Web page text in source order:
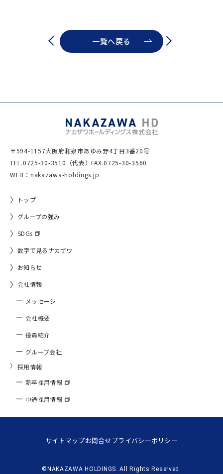
一覧へ戻る
〒594-1157大阪府和泉市あゆみ野4丁目3番20号
TEL.0725-30-3510（代表）FAX.0725-30-3560
WEB：nakazawa-holdings.jp
トップ
グループの強み
SDGs
数字で見るナカザワ
お知らせ
会社情報
メッセージ
会社概要
役員紹介
グループ会社
採用情報
新卒採用情報
中途採用情報
サイトマップお問合せプライバシーポリシー
©NAKAZAWA HOLDINGS. All Rights Reserved.